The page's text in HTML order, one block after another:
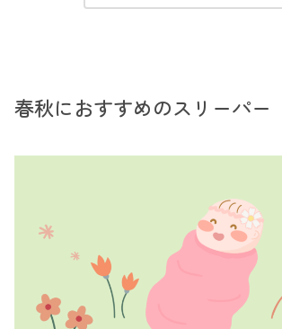
春秋におすすめのスリーパー